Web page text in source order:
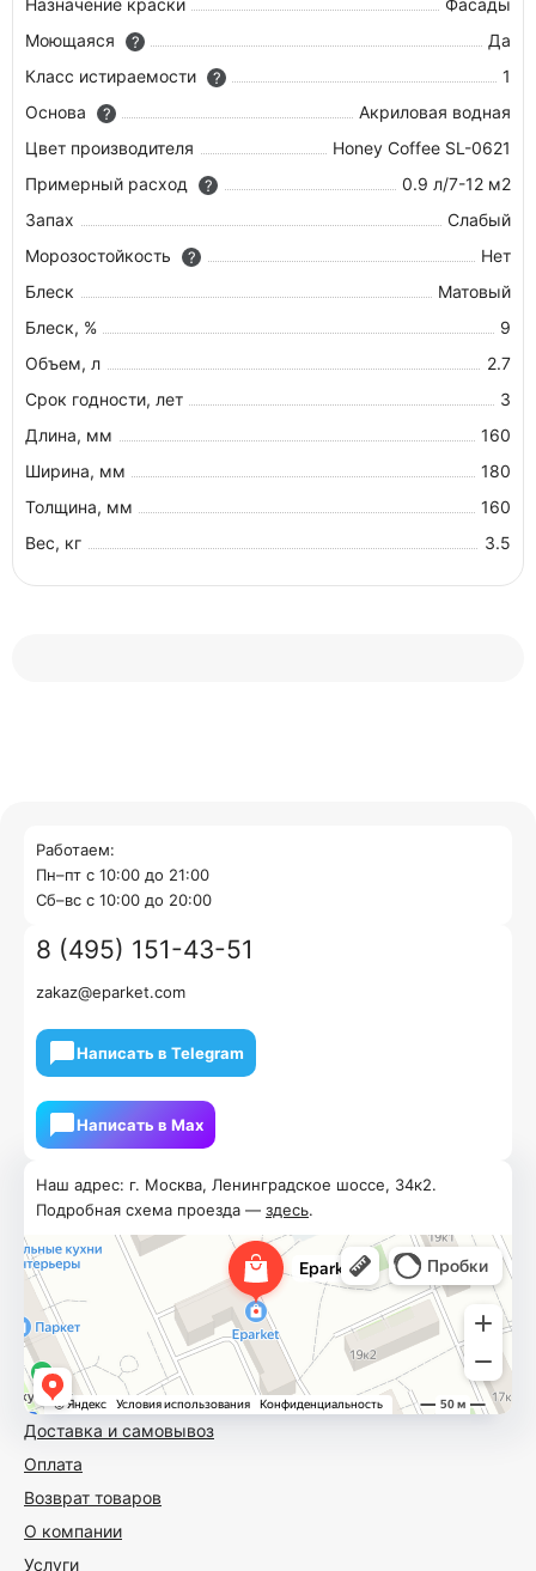
Назначение краски
Фасады
Моющаяся
?
Да
Класс истираемости
?
1
Основа
?
Акриловая водная
Цвет производителя
Honey Coffee SL-0621
Примерный расход
?
0.9 л/7-12 м2
Запах
Слабый
Морозостойкость
?
Нет
Блеск
Матовый
Блеск, %
9
Объем, л
2.7
Срок годности, лет
3
Длина, мм
160
Ширина, мм
180
Толщина, мм
160
Вес, кг
3.5
Доставка и самовывоз
Оплата
Возврат товаров
О компании
Услуги
Наш адрес: г. Москва, Ленинградское шоссе, 34к2.
Подробная схема проезда — здесь.
Работаем:
Пн–пт с 10:00 до 21:00
Cб–вс с 10:00 до 20:00
8 (495) 151-43-51
zakaz@eparket.com
Написать в Telegram
Написать в Мах